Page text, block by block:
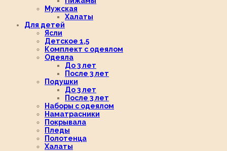
Мужская
Халаты
Для детей
Ясли
Детское 1,5
Комплект с одеялом
Одеяла
До 3 лет
После 3 лет
Подушки
До 3 лет
После 3 лет
Наборы с одеялом
Наматрасники
Покрывала
Пледы
Полотенца
Халаты